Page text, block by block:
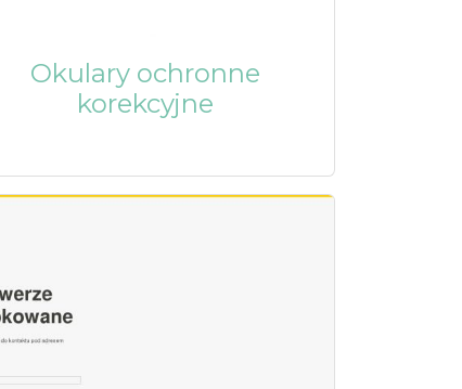
Okulary ochronne
korekcyjne